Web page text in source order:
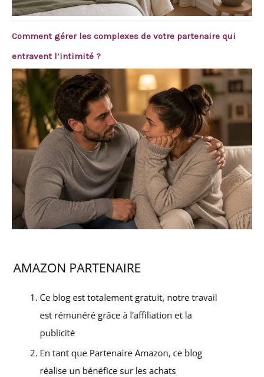
Comment gérer les complexes de votre partenaire qui
entravent l’intimité ?